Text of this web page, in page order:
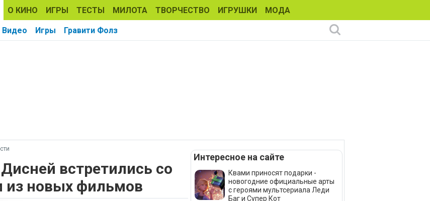
О КИНО ИГРЫ ТЕСТЫ МИЛОТА ТВОРЧЕСТВО ИГРУШКИ МОДА
Видео Игры Гравити Фолз
встретились со
из новых фильмов
Интересное на сайте
Квами приносят подарки -
новогодние официальные арты
с героями мультсериала Леди
Баг и Супер Кот